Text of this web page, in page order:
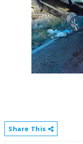
Share This